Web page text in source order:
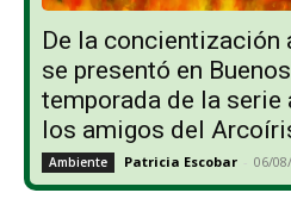
De la concientización
se presentó en
temporada de la serie
los amigos del
Ambiente Patricia Escobar - 06/